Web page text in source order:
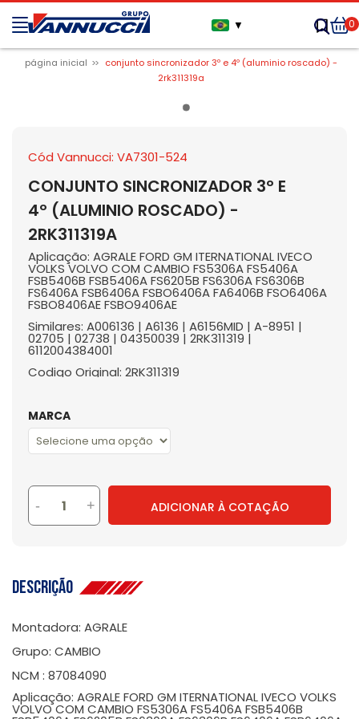
▼ 0
página inicial
conjunto sincronizador 3º e 4º (aluminio roscado) -
2rk311319a
Cód Vannucci: VA7301-524
CONJUNTO SINCRONIZADOR 3º E
4º (ALUMINIO ROSCADO) -
2RK311319A
Aplicação: AGRALE FORD GM ITERNATIONAL IVECO
VOLKS VOLVO COM CAMBIO FS5306A FS5406A
FSB5406B FSB5406A FS6205B FS6306A FS6306B
FS6406A FSB6406A FSBO6406A FA6406B FSO6406A
FSBO8406AE FSBO9406AE
Similares: A006136 | A6136 | A6156MID | A-8951 |
02705 | 02738 | 04350039 | 2RK311319 |
6112004384001
Codigo Original: 2RK311319
MARCA
- + ADICIONAR À COTAÇÃO
Descrição
Montadora: AGRALE
Grupo: CAMBIO
NCM : 87084090
Aplicação: AGRALE FORD GM ITERNATIONAL IVECO VOLKS
VOLVO COM CAMBIO FS5306A FS5406A FSB5406B